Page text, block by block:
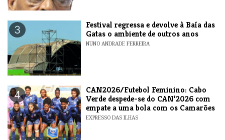
3
Festival regressa e devolve à Baía das
Gatas o ambiente de outros anos
NUNO ANDRADE FERREIRA
4
CAN2026/Futebol Feminino: Cabo
Verde despede-se do CAN’2026 com
empate a uma bola com os Camarões
EXPRESSO DAS ILHAS